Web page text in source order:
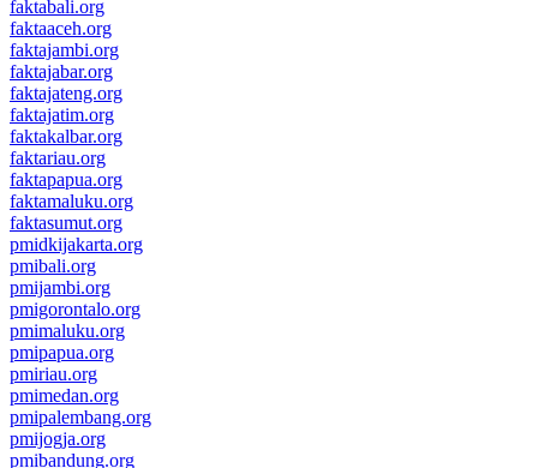
faktabali.org
faktaaceh.org
faktajambi.org
faktajabar.org
faktajateng.org
faktajatim.org
faktakalbar.org
faktariau.org
faktapapua.org
faktamaluku.org
faktasumut.org
pmidkijakarta.org
pmibali.org
pmijambi.org
pmigorontalo.org
pmimaluku.org
pmipapua.org
pmiriau.org
pmimedan.org
pmipalembang.org
pmijogja.org
pmibandung.org